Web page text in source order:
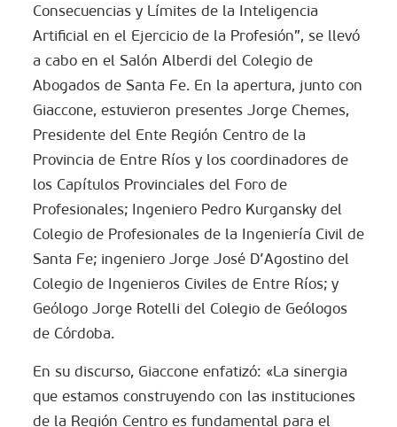
Consecuencias y Límites de la Inteligencia
Artificial en el Ejercicio de la Profesión”, se llevó
a cabo en el Salón Alberdi del Colegio de
Abogados de Santa Fe. En la apertura, junto con
Giaccone, estuvieron presentes Jorge Chemes,
Presidente del Ente Región Centro de la
Provincia de Entre Ríos y los coordinadores de
los Capítulos Provinciales del Foro de
Profesionales; Ingeniero Pedro Kurgansky del
Colegio de Profesionales de la Ingeniería Civil de
Santa Fe; ingeniero Jorge José D’Agostino del
Colegio de Ingenieros Civiles de Entre Ríos; y
Geólogo Jorge Rotelli del Colegio de Geólogos
de Córdoba.
En su discurso, Giaccone enfatizó: «La sinergia
que estamos construyendo con las instituciones
de la Región Centro es fundamental para el